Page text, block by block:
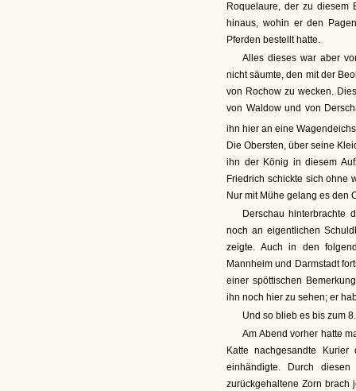
Roquelaure, der zu diesem
hinaus, wohin er den
Pferden bestellt hatte.
Alles dieses war aber
nicht säumte, den mit der
von Rochow zu wecken.
von Waldow und von
ihn hier an eine
Die Obersten, über seine
ihn der König in diesem
Friedrich schickte sich ohne
Nur mit Mühe gelang es den
Derschau hinterbrachte
noch an eigentlichen
zeigte. Auch in den
Mannheim und Darmstadt
einer spöttischen
ihn noch hier zu sehen; er
Und so blieb es bis zum
Am Abend vorher hatte
Katte nachgesandte
einhändigte. Durch
zurückgehaltene Zorn brach